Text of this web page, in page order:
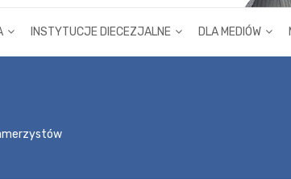
INSTYTUCJE DIECEZJALNE DLA MEDIÓW